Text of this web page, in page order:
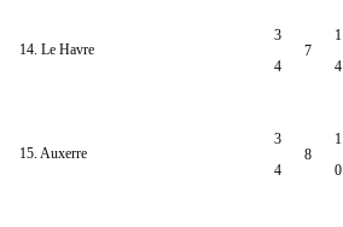
14. Le Havre
3
4
7
1
4
15. Auxerre
3
4
8
1
0